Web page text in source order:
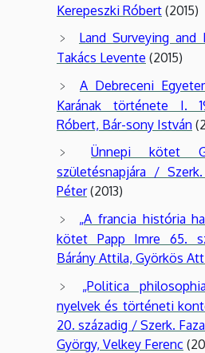
Kerepeszki Róbert (2015)
Land Surveying
Takács Levente (2015)
A Debreceni
Karának története I.
Róbert, Bár-sony István
Ünnepi kötet
születésnapjára /
Péter(2013)
„A francia história
kötet Papp Imre 65.
Bárány Attila, Györkös
„Politica
nyelvek és történeti
20. századig / Szerk.
György, Velkey Ferenc